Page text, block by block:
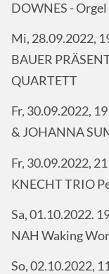
DOWNES -
Mi, 28.09.2022,
BAUER
QUARTETT
Fr, 30.09.2022,
& JOHANNA
Fr, 30.09.2022,
KNECHT TRIO
Sa, 01.10.2022.
NAH Waking
So, 02.10.2022,